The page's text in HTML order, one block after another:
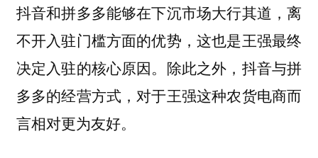
抖音和拼多多能够在下沉市场大行其道，离
不开入驻门槛方面的优势，这也是王强最终
决定入驻的核心原因。除此之外，抖音与拼
多多的经营方式，对于王强这种农货电商而
言相对更为友好。